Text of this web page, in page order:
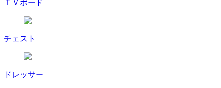
ＴＶボード
チェスト
ドレッサー